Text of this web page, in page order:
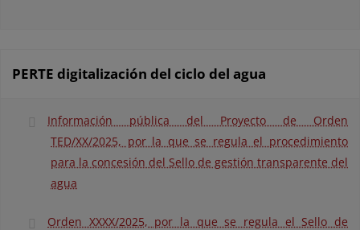
PERTE digitalización del ciclo del agua
Información pública del Proyecto de Orden
TED/XX/2025, por la que se regula el procedimiento
para la concesión del Sello de gestión transparente del
agua
Orden XXXX/2025, por la que se regula el Sello de